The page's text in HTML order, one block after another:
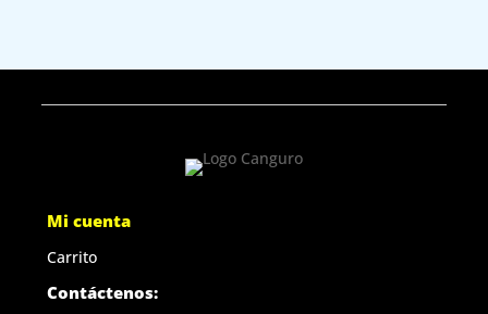
Mi cuenta
Carrito
Contáctenos: